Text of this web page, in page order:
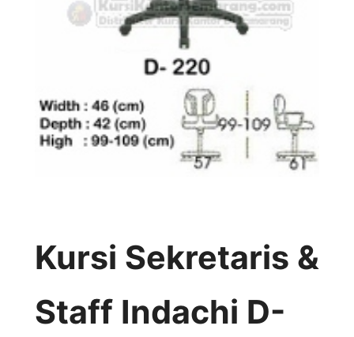
Kursi Sekretaris &
Staff Indachi D-